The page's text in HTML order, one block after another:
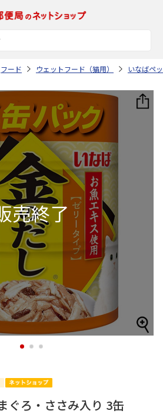
フード ウェットフード（猫用） いなばペ
1 2 3
ぐろ・ささみ入り 3缶